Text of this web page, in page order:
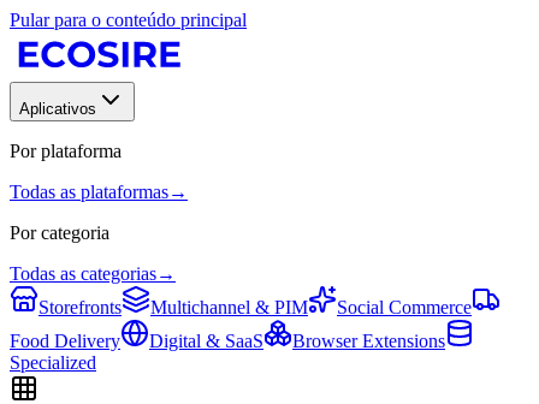
Pular para o conteúdo principal
Aplicativos
Por plataforma
Todas as plataformas→
Por categoria
Todas as categorias→
Storefronts
Multichannel & PIM
Social Commerce
Food Delivery
Digital & SaaS
Browser Extensions
Specialized